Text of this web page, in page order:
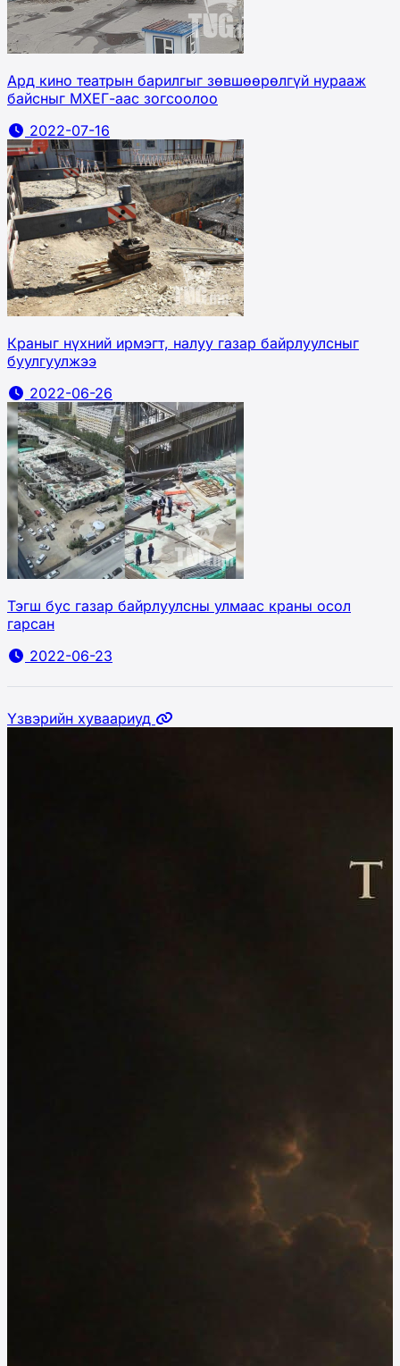
Ард кино театрын барилгыг зөвшөөрөлгүй нурааж
байсныг МХЕГ-аас зогсоолоо
2022-07-16
Краныг нүхний ирмэгт, налуу газар байрлуулсныг
буулгуулжээ
2022-06-26
Тэгш бус газар байрлуулсны улмаас краны осол
гарсан
2022-06-23
Үзвэрийн хуваариуд